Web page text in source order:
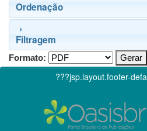
Ordenação
Filtragem
Formato:
???jsp.layout.footer-